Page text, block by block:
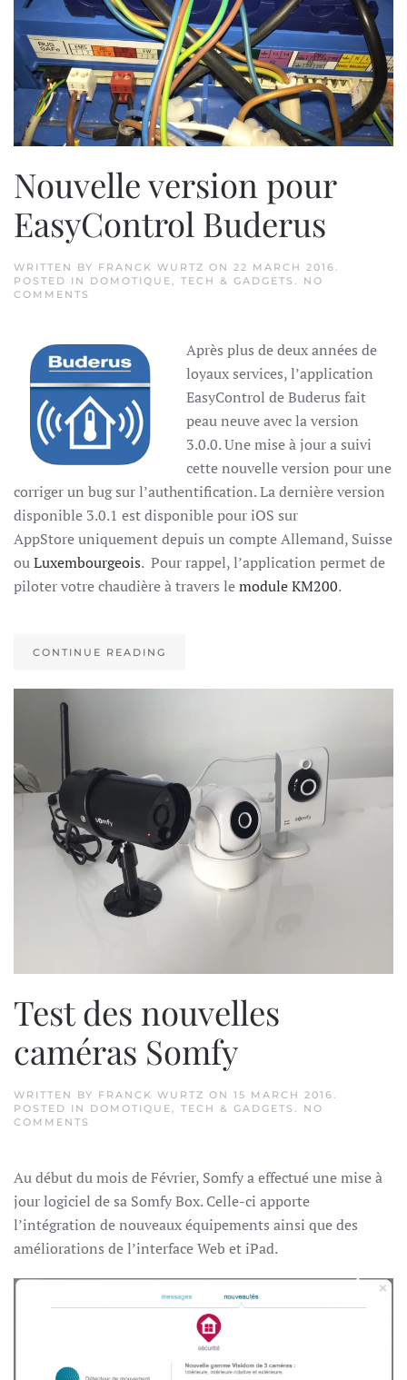
Nouvelle version pour
EasyControl Buderus
WRITTEN BY FRANCK WURTZ ON 22 MARCH 2016.
POSTED IN DOMOTIQUE, TECH & GADGETS . NO
COMMENTS
EASYCONTROL
BUDERUS
Après plus de deux années de
loyaux services, l’application
EasyControl de Buderus fait
peau neuve avec la version
3.0.0. Une mise à jour a suivi
cette nouvelle version pour une
corriger un bug sur l’authentification. La dernière version
disponible 3.0.1 est disponible pour iOS sur
AppStore uniquement depuis un compte Allemand, Suisse
ouLuxembourgeois. Pour rappel, l’application permet de
piloter votre chaudière à travers lemodule KM200.
CONTINUE READING
Test des nouvelles
caméras Somfy
WRITTEN BY FRANCK WURTZ ON 15 MARCH 2016.
POSTED IN DOMOTIQUE, TECH & GADGETS . NO
COMMENTS
CAMÉRAS
Au début du mois de Février, Somfy a effectué une mise à
jour logiciel de sa Somfy Box. Celle-ci apporte
l’intégration de nouveaux équipements ainsi que des
améliorations de l’interface Web et iPad.